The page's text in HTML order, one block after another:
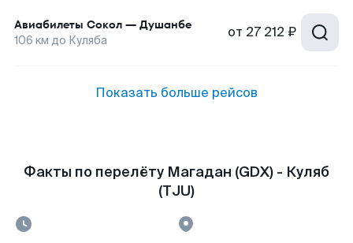
Авиабилеты Сокол — Душанбе
106 км до Куляба от 27 212 ₽
Показать больше рейсов
Факты по перелёту Магадан (GDX) - Куляб
(TJU)